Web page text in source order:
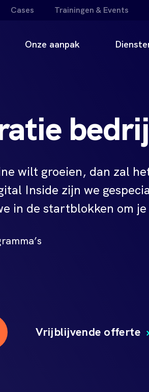
Cases Trainingen & Events
Onze aanpak
wilt groeien, dan zal
Inside zijn we
in de startblokken om
Vrijblijvende offerte